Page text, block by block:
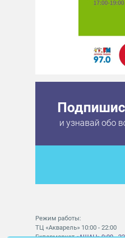
и узнавай обо
Режим работы:
ТЦ «Акварель» 10:00 - 22:00